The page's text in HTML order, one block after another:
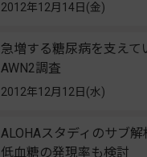
2012年12月14日(金)
急増する糖尿病を支え
AWN2調査
2012年12月12日(水)
ALOHAスタディのサブ
低血糖の発現率も検討